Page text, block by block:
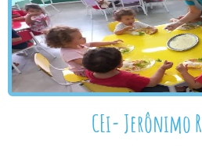
CEi- Jerônimo